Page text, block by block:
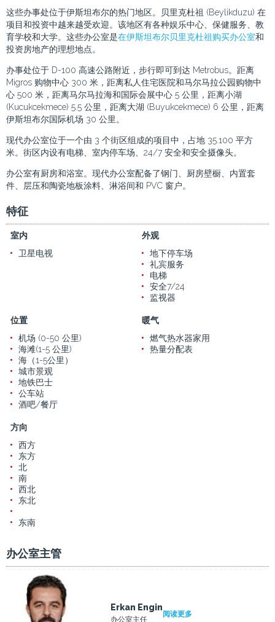
这些办事处位于伊斯坦布尔的热门地区。贝里克杜祖 (Beylikduzu) 在
项目和投资中越来越受欢迎。该地区有各种娱乐中心、保健服务、教
育学校和大学。这些办公室是在伊斯坦布尔贝里克杜祖购买办公室和
投资房地产的理想地点。
办事处位于 D-100 高速公路附近，步行即可到达 Metrobus。距离
Migros 购物中心 300 米，距离私人住宅医院和马尔马拉公园购物中
心 500 米，距离马尔马拉海和国际会展中心 5 公里，距离小湖
(Kucukcekmece) 5.5 公里，距离大湖 (Buyukcekmece) 6 公里，距离
伊斯坦布尔国际机场 30 公里。
现代办公室位于一个由 3 个街区组成的项目中，占地 35.100 平方
米。街区内设有电梯、室内停车场、24/7 安全和安全摄像头。
办公室有厨房和浴室。现代办公室配备了钢门、厨房壁橱、内置套
件、层压和陶瓷地板涂料、淋浴间和 PVC 窗户。
特征
室内
卫星电视
外观
地下停车场
礼宾服务
电梯
安全7/24
监视器
位置
机场 (0-50 公里)
海滩(1-5 公里)
海（1-5公里）
城市景观
地铁巴士
公车站
酒吧/餐厅
暖气
燃气热水器家用
热量分配表
方向
西方
东方
北
南
西北
东北
东南
办公室主管
Erkan Engin
办公室主任
阅读更多